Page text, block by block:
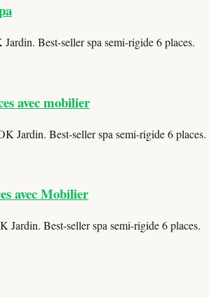
Best-seller spa semi-rigide 6 places.
avec mobilier
Jardin. Best-seller spa semi-rigide 6 places.
avec Mobilier
Jardin. Best-seller spa semi-rigide 6 places.